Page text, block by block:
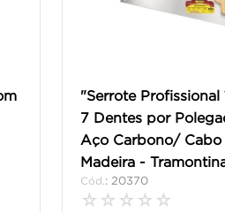
"Serrote Profissional
7 Dentes por
Aço Carbono/ Cabo
Madeira -
: 20370
☆ ☆ ☆ ☆ ☆